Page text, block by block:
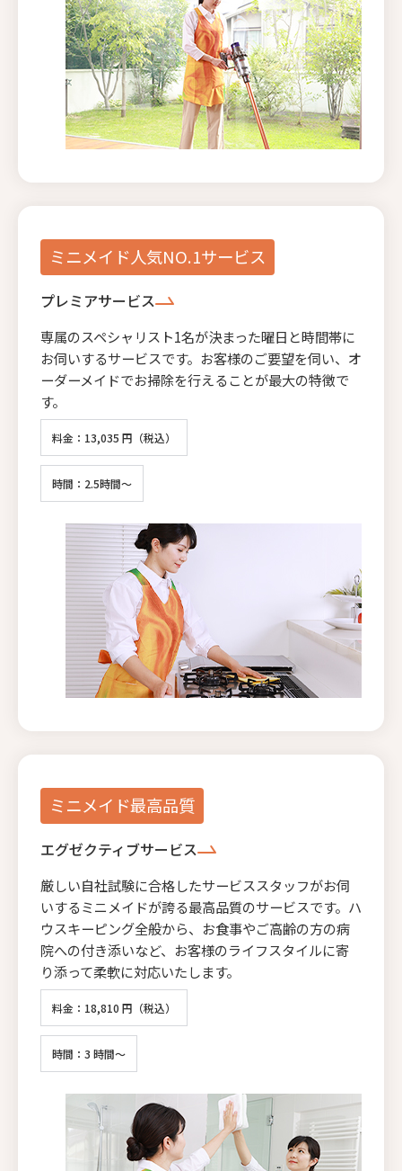
ミニメイド人気NO.1サービス
プレミアサービス
専属のスペシャリスト1名が決まった曜日と時間帯に
お伺いするサービスです。お客様のご要望を伺い、オ
ーダーメイドでお掃除を行えることが最大の特徴で
す。
料金：13,035 円（税込）
時間：2.5時間～
ミニメイド最高品質
エグゼクティブサービス
厳しい自社試験に合格したサービススタッフがお伺
いするミニメイドが誇る最高品質のサービスです。ハ
ウスキーピング全般から、お食事やご高齢の方の病
院への付き添いなど、お客様のライフスタイルに寄
り添って柔軟に対応いたします。
料金：18,810 円（税込）
時間：3 時間～